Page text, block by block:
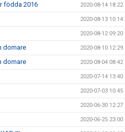
födda 2016 2020-08-14 18:22
2020-08-13 10:14
2020-08-12 09:20
domare 2020-08-10 12:29
domare 2020-08-04 08:42
2020-07-14 13:40
2020-07-03 10:45
2020-06-30 12:27
2020-06-25 23:00